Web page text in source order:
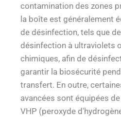
contamination des zones
la boîte est généralement
de désinfection, tels que
désinfection à ultraviolets
chimiques, afin de
garantir la biosécurité
transfert. En outre,
avancées sont équipées
VHP (peroxyde